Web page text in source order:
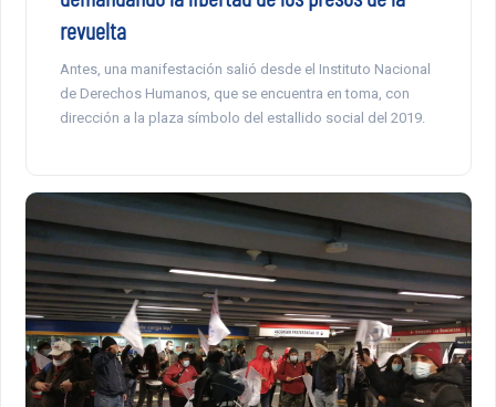
revuelta
Antes, una manifestación salió desde el Instituto Nacional
de Derechos Humanos, que se encuentra en toma, con
dirección a la plaza símbolo del estallido social del 2019.